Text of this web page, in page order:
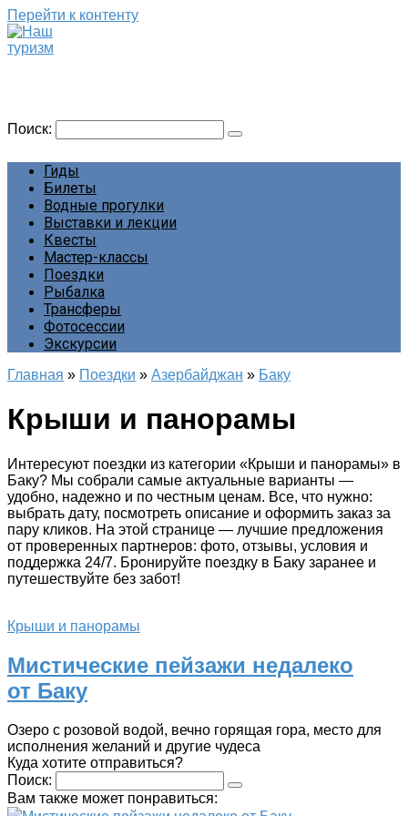
Перейти к контенту
Поиск:
Гиды
Билеты
Водные прогулки
Выставки и лекции
Квесты
Мастер-классы
Поездки
Рыбалка
Трансферы
Фотосессии
Экскурсии
Главная » Поездки » Азербайджан » Баку
Крыши и панорамы
Интересуют поездки из категории «Крыши и панорамы» в
Баку? Мы собрали самые актуальные варианты —
удобно, надежно и по честным ценам. Все, что нужно:
выбрать дату, посмотреть описание и оформить заказ за
пару кликов. На этой странице — лучшие предложения
от проверенных партнеров: фото, отзывы, условия и
поддержка 24/7. Бронируйте поездку в Баку заранее и
путешествуйте без забот!
Крыши и панорамы
Мистические пейзажи недалеко
от Баку
Озеро с розовой водой, вечно горящая гора, место для
исполнения желаний и другие чудеса
Куда хотите отправиться?
Поиск:
Вам также может понравиться: